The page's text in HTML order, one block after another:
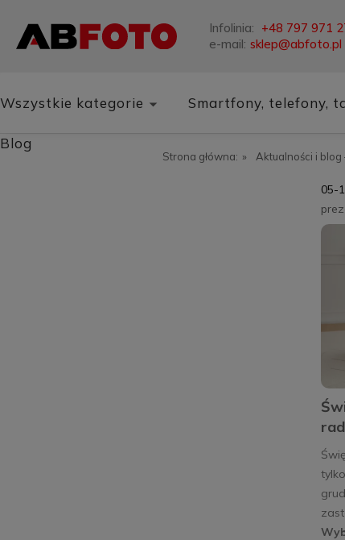
Infolinia: +48 797 971
e-mail: sklep@abfoto.pl
Wszystkie kategorie Smartfony, telefony,
Blog
Strona główna: » Aktualności i blog
05-